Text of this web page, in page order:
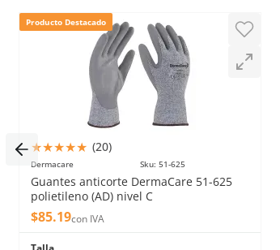
Escribe un comentario
Enviar comentario
Producto Destacado
★★★★★ (20)
Dermacare Sku: 51-625
Guantes anticorte DermaCare 51-625
polietileno (AD) nivel C
$85.19con IVA